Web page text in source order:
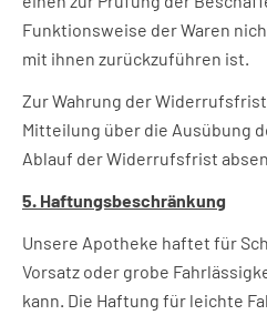
Funktionsweise der Waren
mit ihnen zurückzuführen ist.
Zur Wahrung der
Mitteilung über die Ausübung
Ablauf der Widerrufsfrist
5. Haftungsbeschränkung
Unsere Apotheke haftet für
Vorsatz oder grobe
kann. Die Haftung für leichte